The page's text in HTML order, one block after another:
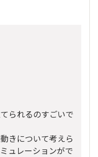
られるのすごいで
きについて考えら
ュレーションがで